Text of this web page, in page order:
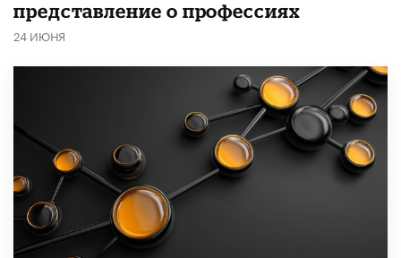
представление о профессиях
24 ИЮНЯ